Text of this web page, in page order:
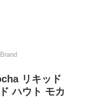
リキッド
ハウト モカ